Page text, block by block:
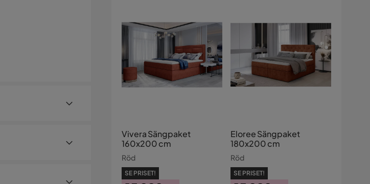
Vivera Sängpaket
160x200 cm
Röd
SE PRISET!
Eloree Sängpaket
180x200 cm
Röd
SE PRISET!